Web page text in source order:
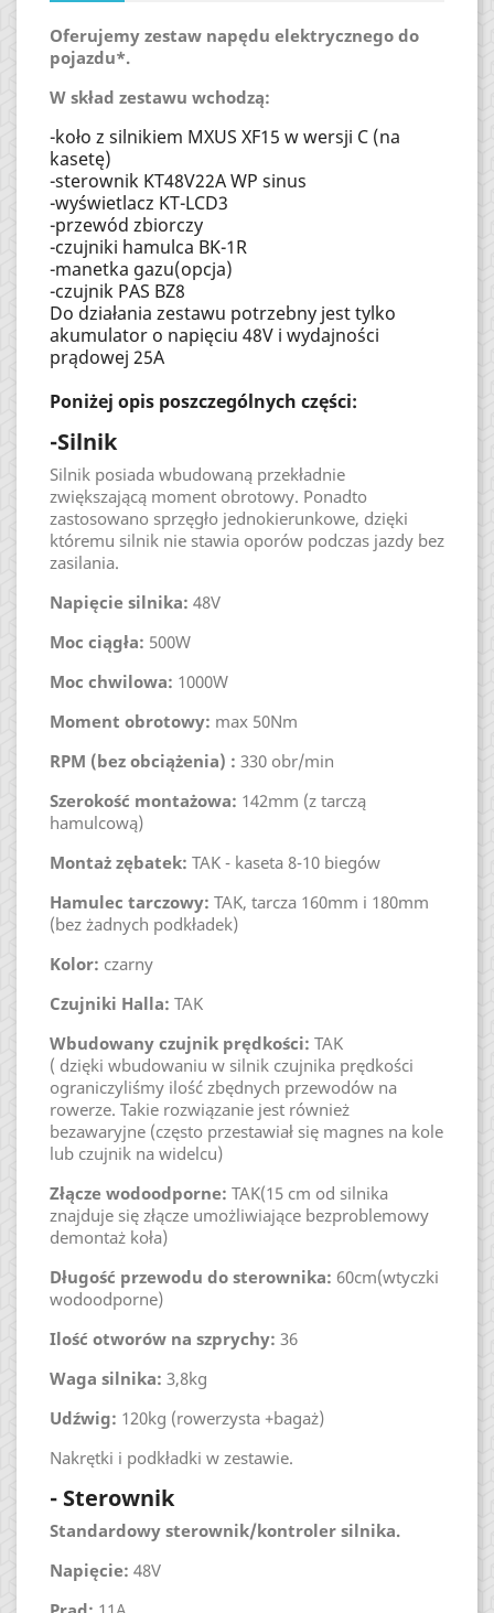
Oferujemy zestaw napędu elektrycznego do
pojazdu*.
W skład zestawu wchodzą:
-koło z silnikiem MXUS XF15 w wersji C (na
kasetę)
-sterownik KT48V22A WP sinus
-wyświetlacz KT-LCD3
-przewód zbiorczy
-czujniki hamulca BK-1R
-manetka gazu(opcja)
-czujnik PAS BZ8
Do działania zestawu potrzebny jest tylko
akumulator o napięciu 48V i wydajności
prądowej 25A
Poniżej opis poszczególnych części:
-Silnik
Silnik posiada wbudowaną przekładnie
zwiększającą moment obrotowy. Ponadto
zastosowano sprzęgło jednokierunkowe, dzięki
któremu silnik nie stawia oporów podczas jazdy bez
zasilania.
Napięcie silnika: 48V
Moc ciągła: 500W
Moc chwilowa: 1000W
Moment obrotowy: max 50Nm
RPM (bez obciążenia) : 330 obr/min
Szerokość montażowa: 142mm (z tarczą
hamulcową)
Montaż zębatek: TAK - kaseta 8-10 biegów
Hamulec tarczowy: TAK, tarcza 160mm i 180mm
(bez żadnych podkładek)
Kolor: czarny
Czujniki Halla: TAK
Wbudowany czujnik prędkości: TAK
( dzięki wbudowaniu w silnik czujnika prędkości
ograniczyliśmy ilość zbędnych przewodów na
rowerze. Takie rozwiązanie jest również
bezawaryjne (często przestawiał się magnes na kole
lub czujnik na widelcu)
Złącze wodoodporne: TAK(15 cm od silnika
znajduje się złącze umożliwiające bezproblemowy
demontaż koła)
Długość przewodu do sterownika: 60cm(wtyczki
wodoodporne)
Ilość otworów na szprychy: 36
Waga silnika: 3,8kg
Udźwig: 120kg (rowerzysta +bagaż)
Nakrętki i podkładki w zestawie.
- Sterownik
Standardowy sterownik/kontroler silnika.
Napięcie: 48V